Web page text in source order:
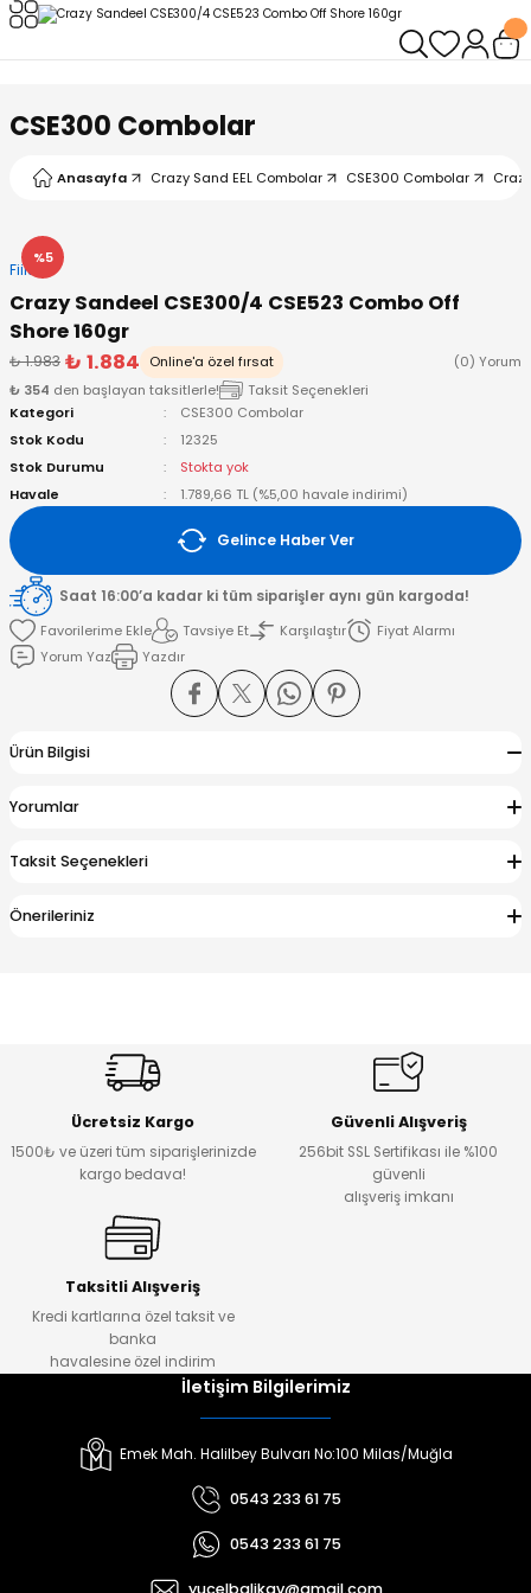
CSE300 Combolar
Anasayfa Crazy Sand EEL Combolar CSE300 Combolar
%5
Fiiish
Crazy Sandeel CSE300/4 CSE523 Combo Off
Shore 160gr
₺ 1.983 ₺ 1.884 Online'a özel fırsat
(0) Yorum
₺ 354 den başlayan taksitlerle!
Taksit Seçenekleri
Kategori
CSE300 Combolar
Stok Kodu
12325
Stok Durumu
Stokta yok
Havale
1.789,66 TL (%5,00 havale indirimi)
Gelince Haber Ver
Saat 16:00’a kadar ki tüm siparişler aynı gün kargoda!
Tavsiye Et
Karşılaştır
Fiyat Alarmı
Yorum Yaz
Yazdır
Ürün Bilgisi
Yorumlar
Taksit Seçenekleri
Önerileriniz
Ücretsiz Kargo
1500₺ ve üzeri tüm siparişlerinizde
kargo bedava!
Güvenli Alışveriş
256bit SSL Sertifikası ile %100
güvenli
alışveriş imkanı
Taksitli Alışveriş
Kredi kartlarına özel taksit ve
banka
havalesine özel indirim
İletişim Bilgilerimiz
Emek Mah. Halilbey Bulvarı No:100 Milas/Muğla
0543 233 61 75
0543 233 61 75
yucelbalikav@gmail.com
Kamışlar
& El Feneri